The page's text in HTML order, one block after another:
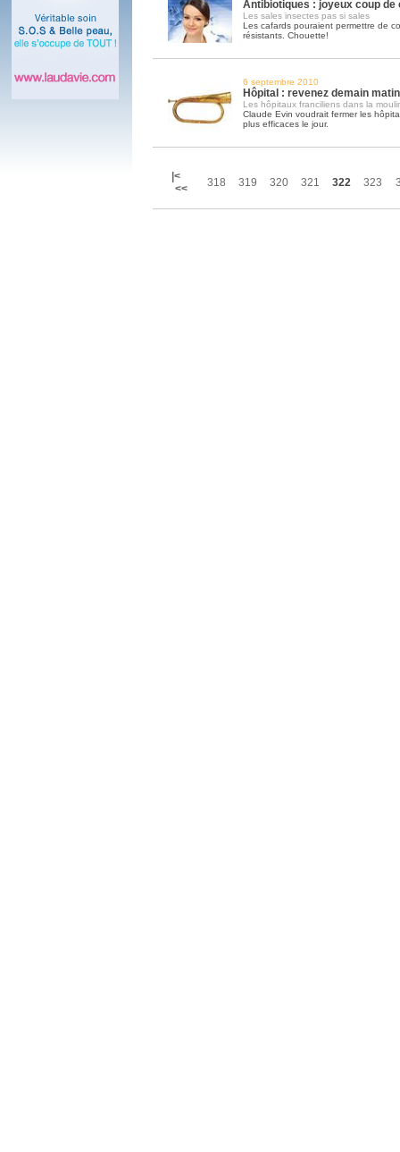
Antibiotiques : joyeux coup de
Les sales insectes pas si sales
Les cafards pouraient permettre de
résistants. Chouette!
6 septembre 2010
Hôpital : revenez demain
Les hôpitaux franciliens dans la
Claude Evin voudrait fermer les
plus efficaces le jour.
|<
<<
318 319 320 321 322 323